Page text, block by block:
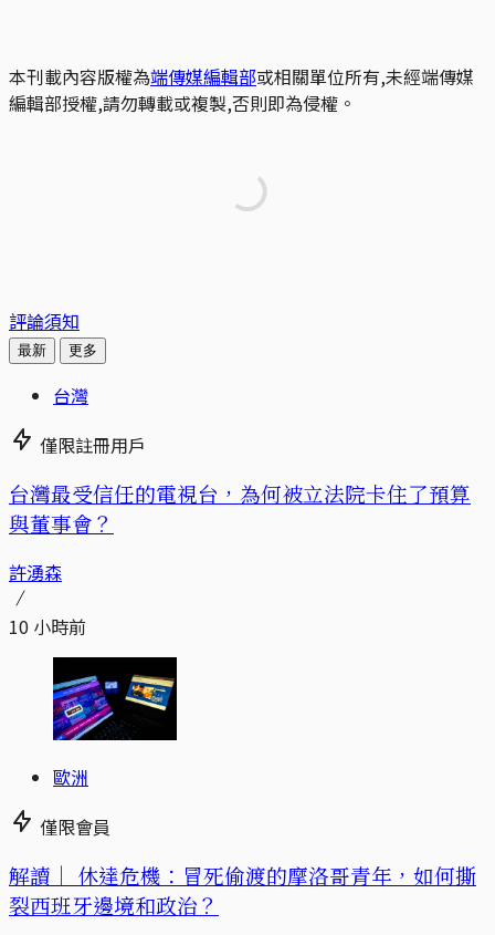
本刊載內容版權為端傳媒編輯部或相關單位所有,未經端傳媒
編輯部授權,請勿轉載或複製,否則即為侵權。
評論須知
最新 更多
台灣
僅限註冊用戶
台灣最受信任的電視台，為何被立法院卡住了預算
與董事會？
許湧森
10 小時前
歐洲
僅限會員
解讀｜ 休達危機：冒死偷渡的摩洛哥青年，如何撕
裂西班牙邊境和政治？